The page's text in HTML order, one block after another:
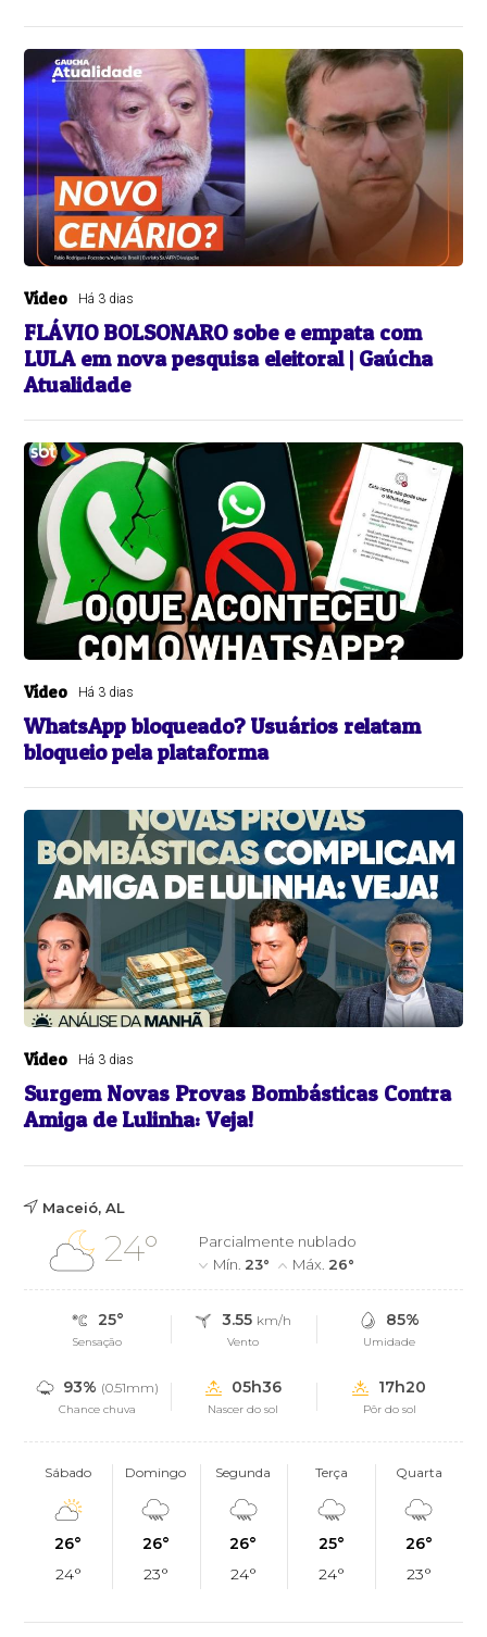
Vídeo Há 3 dias
FLÁVIO BOLSONARO sobe e empata com
LULA em nova pesquisa eleitoral | Gaúcha
Atualidade
Vídeo Há 3 dias
WhatsApp bloqueado? Usuários relatam
bloqueio pela plataforma
Vídeo Há 3 dias
Surgem Novas Provas Bombásticas Contra
Amiga de Lulinha: Veja!
Maceió, AL
24°
Parcialmente nublado
Mín. 23° Máx. 26°
25°
Sensação
3.55 km/h
Vento
85%
Umidade
93% (0.51mm)
Chance chuva
05h36
Nascer do sol
17h20
Pôr do sol
Sábado
26°
24°
Domingo
26°
23°
Segunda
26°
24°
Terça
25°
24°
Quarta
26°
23°